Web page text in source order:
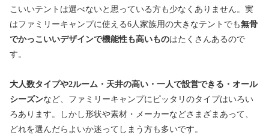
こいいテントは選べないと思っている方も少なくありません。実
はファミリーキャンプに使える6人家族用の大きなテントでも無骨
でかっこいいデザインで機能性も高いものはたくさんあるので
す。
大人数タイプや2ルーム・天井の高い・一人で設営できる・オール
シーズンなど、ファミリーキャンプにピッタリのタイプはいろい
ろあります。しかし形状や素材・メーカーなどさまざまあって、
どれを選んだらよいか迷ってしまう方も多いです。